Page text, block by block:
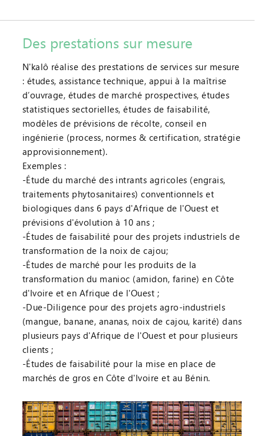
Des prestations sur mesure
N'kalô réalise des prestations de services sur mesure
: études, assistance technique, appui à la maîtrise
d’ouvrage, études de marché prospectives, études
statistiques sectorielles, études de faisabilité,
modèles de prévisions de récolte, conseil en
ingénierie (process, normes & certification, stratégie
approvisionnement).
Exemples :
-Étude du marché des intrants agricoles (engrais,
traitements phytosanitaires) conventionnels et
biologiques dans 6 pays d'Afrique de l'Ouest et
prévisions d'évolution à 10 ans ;
-Études de faisabilité pour des projets industriels de
transformation de la noix de cajou;
-Études de marché pour les produits de la
transformation du manioc (amidon, farine) en Côte
d'Ivoire et en Afrique de l'Ouest ;
-Due-Diligence pour des projets agro-industriels
(mangue, banane, ananas, noix de cajou, karité) dans
plusieurs pays d'Afrique de l'Ouest et pour plusieurs
clients ;
-Études de faisabilité pour la mise en place de
marchés de gros en Côte d'Ivoire et au Bénin.